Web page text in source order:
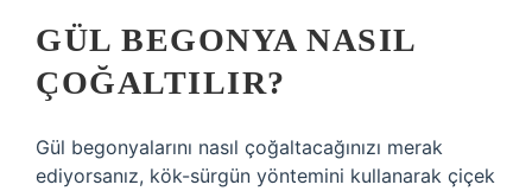
GÜL BEGONYA NASIL
ÇOĞALTILIR?
Gül begonyalarını nasıl çoğaltacağınızı merak
ediyorsanız, kök-sürgün yöntemini kullanarak çiçek